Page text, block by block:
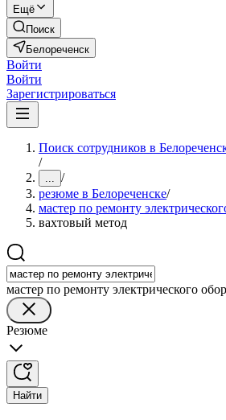
Ещё
Поиск
Белореченск
Войти
Войти
Зарегистрироваться
Поиск сотрудников в
/
... /
резюме в Белореченске/
мастер по ремонту
вахтовый метод
мастер по ремонту электрического
Резюме
Найти